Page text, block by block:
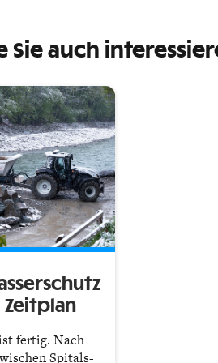
Sie auch
Zeitplan
fertig. Nach
Spitals-